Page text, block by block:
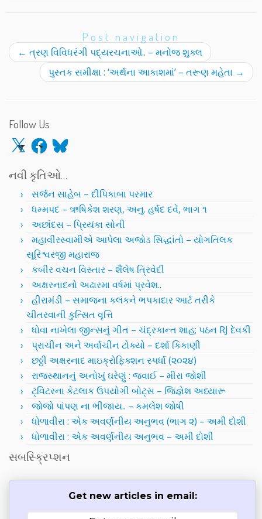
Post navigation
← ત્રણ વિવિધરંગી પદ્યરચનાઓ.. – મનોજ શુક્લ
પુસ્તક સમીક્ષા : ‘અર્થના આકાશમાં’ – તરૂણ મહેતા →
Follow Us
X Facebook
Bluesky
નવી કૃતિઓ…
સર્જન સાહેબ – દીપિકાબા પરમાર
ધમ્મપદ – ઋષિકેશ શરણ, અનુ. હર્ષદ દવે, ભાગ ૧
અછાંદસ – પ્રિયંકા સોની
મહાવીરસ્વામીએ આપેલા અજોડ સિદ્ધાંતો – યોગતિલક
સૂરિશ્વરજી મહારાજ
કબીર વચન વિસ્તાર – શૈલેષ ત્રિવેદી
અક્ષરનાદનો અઢારમા વર્ષમાં પ્રવેશ..
હીરામંડી – સમાજના કલંકને ભપકાદાર આર્ટ તરીકે
ચીતરવાની કુત્સિત વૃત્તિ
ધોવા નાખેલા જીન્સનું ગીત – ચંદ્રકાન્ત શાહ; પઠન RJ દેવકી
પ્રાચીન અને અર્વાચીન ટોક્યો – દર્શા કિકાણી
છઠ્ઠી અક્ષરનાદ માઇક્રોફિક્શન સ્પર્ધા (૨૦૨૪)
રાજસ્થાનનું અનોખું ઘરેણું : જવાઈ – મીરા જોશી
ટ્વિટરના કેટલાક ઉપયોગી બોટ્સ – જિજ્ઞેશ અધ્યારૂ
જોજો પાંપણ ના ભીંજાય.. – કમલેશ જોષી
ધોળાવીરા : એક અવર્ણનીય અનુભવ (ભાગ ૨) – અમી દોશી
ધોળાવીરા : એક અવર્ણનીય અનુભવ – અમી દોશી
સબસ્ક્રિપ્શન
Get new articles in email: